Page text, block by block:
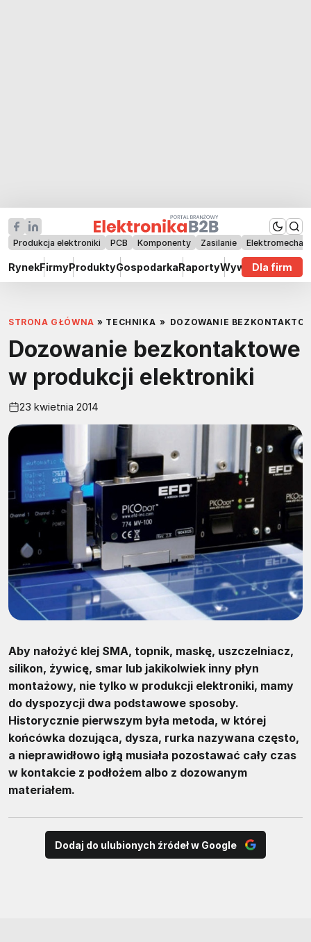
Produkcja elektroniki PCB Komponenty Zasilanie
RynekFirmyProduktyGospodarkaRaportyWywiadyDla firm
STRONA GŁÓWNA » TECHNIKA » DOZOWANIE
Dozowanie bezkontaktowe
w produkcji elektroniki
23 kwietnia 2014
Aby nałożyć klej SMA, topnik, maskę, uszczelniacz,
silikon, żywicę, smar lub jakikolwiek inny płyn
montażowy, nie tylko w produkcji elektroniki, mamy
do dyspozycji dwa podstawowe sposoby.
Historycznie pierwszym była metoda, w której
końcówka dozująca, dysza, rurka nazywana często,
a nieprawidłowo igłą musiała pozostawać cały czas
w kontakcie z podłożem albo z dozowanym
materiałem.
Dodaj do ulubionych źródeł w Google